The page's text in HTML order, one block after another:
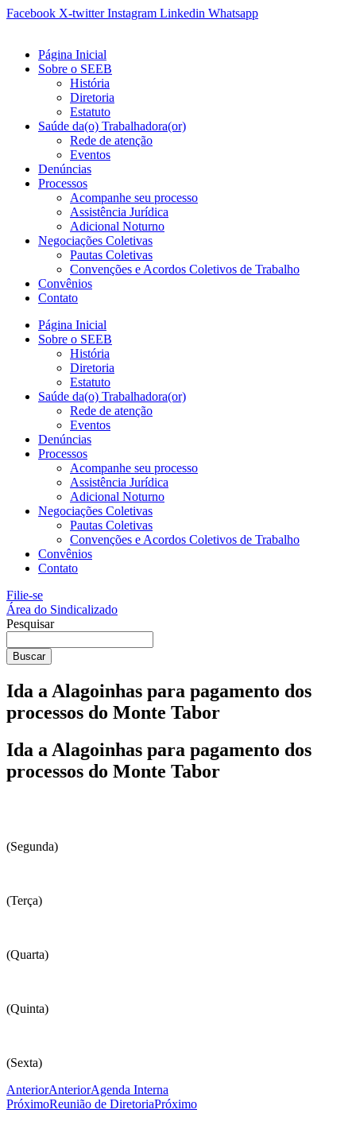
Ir
conteúdo
Facebook X-twitter Instagram Linkedin Whatsapp
Página Inicial
Sobre o SEEB
História
Diretoria
Estatuto
Saúde da(o) Trabalhadora(or)
Rede de atenção
Eventos
Denúncias
Processos
Acompanhe seu processo
Assistência Jurídica
Adicional Noturno
Negociações Coletivas
Pautas Coletivas
Convenções e Acordos Coletivos de Trabalho
Convênios
Contato
Página Inicial
Sobre o SEEB
História
Diretoria
Estatuto
Saúde da(o) Trabalhadora(or)
Rede de atenção
Eventos
Denúncias
Processos
Acompanhe seu processo
Assistência Jurídica
Adicional Noturno
Negociações Coletivas
Pautas Coletivas
Convenções e Acordos Coletivos de Trabalho
Convênios
Contato
Filie-se
Área do Sindicalizado
Pesquisar
Buscar
Ida a Alagoinhas para pagamento dos
processos do Monte Tabor
Ida a Alagoinhas para pagamento dos
processos do Monte Tabor
(Segunda)
(Terça)
(Quarta)
(Quinta)
(Sexta)
AnteriorAnteriorAgenda Interna
PróximoReunião de DiretoriaPróximo